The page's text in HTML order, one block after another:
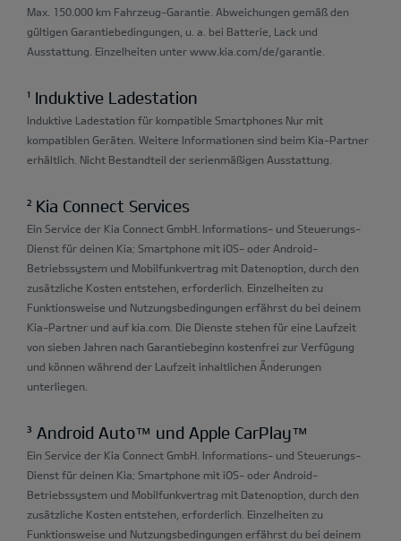
Max. 150.000 km Fahrzeug-Garantie. Abweichungen gemäß den
gültigen Garantiebedingungen, u. a. bei Batterie, Lack und
Ausstattung. Einzelheiten unter www.kia.com/de/garantie.
¹ Induktive Ladestation
Induktive Ladestation für kompatible Smartphones Nur mit
kompatiblen Geräten. Weitere Informationen sind beim Kia-Partner
erhältlich. Nicht Bestandteil der serienmäßigen Ausstattung.
² Kia Connect Services
Ein Service der Kia Connect GmbH. Informations- und Steuerungs-
Dienst für deinen Kia; Smartphone mit iOS- oder Android-
Betriebssystem und Mobilfunkvertrag mit Datenoption, durch den
zusätzliche Kosten entstehen, erforderlich. Einzelheiten zu
Funktionsweise und Nutzungsbedingungen erfährst du bei deinem
Kia-Partner und auf kia.com. Die Dienste stehen für eine Laufzeit
von sieben Jahren nach Garantiebeginn kostenfrei zur Verfügung
und können während der Laufzeit inhaltlichen Änderungen
unterliegen.
³ Android Auto™ und Apple CarPlay™
Ein Service der Kia Connect GmbH. Informations- und Steuerungs-
Dienst für deinen Kia; Smartphone mit iOS- oder Android-
Betriebssystem und Mobilfunkvertrag mit Datenoption, durch den
zusätzliche Kosten entstehen, erforderlich. Einzelheiten zu
Funktionsweise und Nutzungsbedingungen erfährst du bei deinem